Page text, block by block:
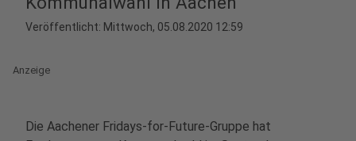
Veröffentlicht: Mittwoch, 05.08.2020 12:59
Anzeige
Die Aachener Fridays-for-Future-Gruppe hat